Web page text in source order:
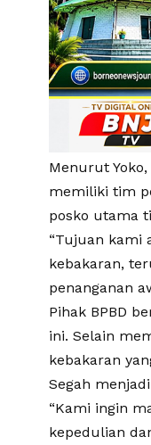
Menurut
memiliki tim
posko utama
“Tujuan kami
kebakaran,
penanganan
Pihak BPBD
ini. Selain
kebakaran
Segah
“Kami ingin
kepedulian